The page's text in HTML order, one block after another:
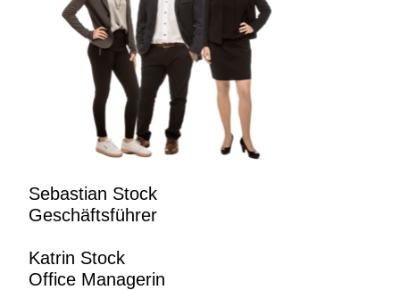
Sebastian Stock
Geschäftsführer
Katrin Stock
Office Managerin